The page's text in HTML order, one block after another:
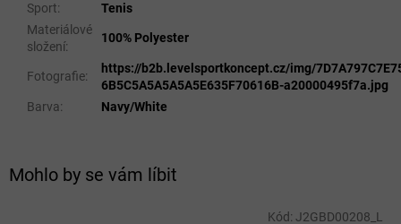
Mohlo by se vám líbit
Kód: J2GBD00208_L
Sport:
Tenis
Materiálové
složení:
100% Polyester
Fotografie:
https://b2b.levelsportkoncept.cz/img/
6B5C5A5A5A5A5E635F70616B-a20000495f7a.jpg
Barva: Navy/White